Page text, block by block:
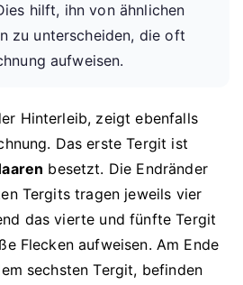
hilft, ihn von ähnlichen
zu unterscheiden, die oft
aufweisen.
Hinterleib, zeigt ebenfalls
Das erste Tergit ist
besetzt. Die Endränder
Tergits tragen jeweils vier
das vierte und fünfte Tergit
Flecken aufweisen. Am Ende
sechsten Tergit, befinden